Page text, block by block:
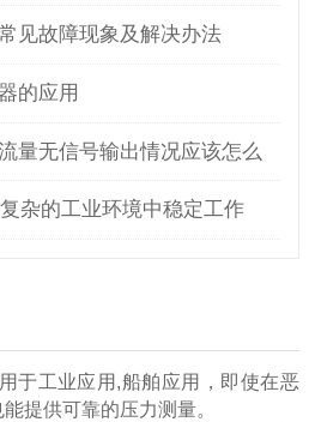
见故障现象及解决办法
的应用
量无信号输出情况应该怎么
杂的工业环境中稳定工作
于工业应用,船舶应用，即使在恶
提供可靠的压力测量。